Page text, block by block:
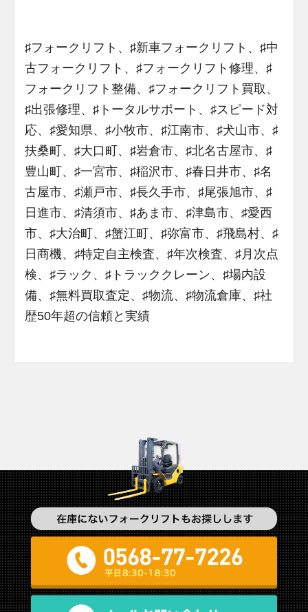
♯フォークリフト、♯新車フォークリフト、♯中
古フォークリフト、♯フォークリフト修理、♯
フォークリフト整備、♯フォークリフト買取、
♯出張修理、♯トータルサポート、♯スピード対
応、♯愛知県、♯小牧市、♯江南市、♯犬山市、♯
扶桑町、♯大口町、♯岩倉市、♯北名古屋市、♯
豊山町、♯一宮市、♯稲沢市、♯春日井市、♯名
古屋市、♯瀬戸市、♯長久手市、♯尾張旭市、♯
日進市、♯清須市、♯あま市、♯津島市、♯愛西
市、♯大治町、♯蟹江町、♯弥富市、♯飛島村、♯
日商機、♯特定自主検査、♯年次検査、♯月次点
検、♯ラック、♯トラッククレーン、♯場内設
備、♯無料買取査定、♯物流、♯物流倉庫、♯社
歴50年超の信頼と実績